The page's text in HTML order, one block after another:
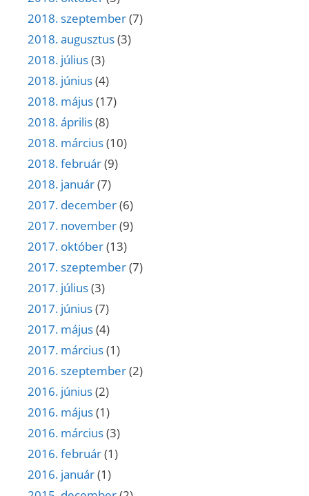
2018. szeptember(7)
2018. augusztus(3)
2018. július(3)
2018. június(4)
2018. május(17)
2018. április(8)
2018. március(10)
2018. február(9)
2018. január(7)
2017. december(6)
2017. november(9)
2017. október(13)
2017. szeptember(7)
2017. július(3)
2017. június(7)
2017. május(4)
2017. március(1)
2016. szeptember(2)
2016. június(2)
2016. május(1)
2016. március(3)
2016. február(1)
2016. január(1)